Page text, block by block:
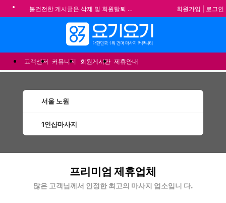
불건전한 게시글은 삭제 및 회원탈퇴 됩니다.
합법적이고 건전한 업체와 광고를 제휴합니다.
★요기요기 설 연휴 휴무 안내★
★ 요기요기 업체회원 안내사항 ★
회원가입 로그인
고객센터 커뮤니티 회원게시판 제휴안내
서울 노원
1인샵마사지
프리미엄 제휴업체
많은 고객님께서 인정한 최고의 마사지 업소입니 다.